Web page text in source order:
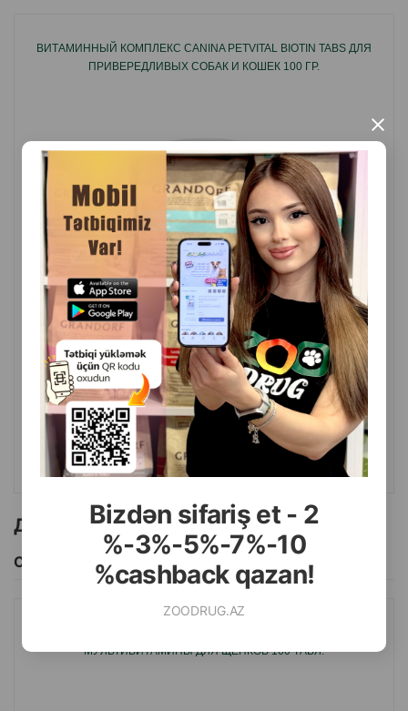
Bizdən sifariş et - 2
%-3%-5%-7%-10
%cashback qazan!
ZOODRUG.AZ
×
ВИТАМИННЫЙ КОМПЛЕКС CANINA PETVITAL BIOTIN TABS ДЛЯ
ПРИВЕРЕДЛИВЫХ СОБАК И КОШЕК 100 ГР.
Масса Цена
Купить
1 шт ( табл)
0.80
1 шт 35.00
КУПИТЬ
Другие товоры бренда
Смотреть Все
МУЛЬТИВИТАМИНЫ ДЛЯ ЩЕНКОВ 100 ТАБЛ.